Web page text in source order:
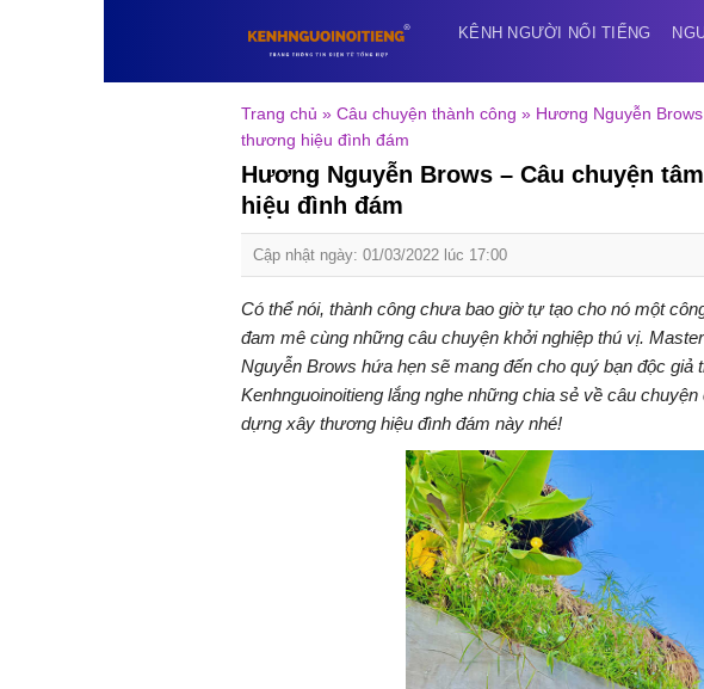
KÊNH NGƯỜI NỔI TIẾNG
Trang chủ » Câu chuyện thành công » Hương Nguyễn
thương hiệu đình đám
Hương Nguyễn Brows – Câu chuyện
hiệu đình đám
Cập nhật ngày: 01/03/2022 lúc 17:00
Có thể nói, thành công chưa bao giờ tự tạo cho nó một
đam mê cùng những câu chuyện khởi nghiệp thú vị.
Nguyễn Brows hứa hẹn sẽ mang đến cho quý bạn độc
Kenhnguoinoitieng lắng nghe những chia sẻ về câu
dựng xây thương hiệu đình đám này nhé!